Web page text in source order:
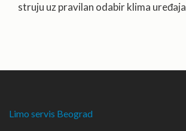
struju uz pravilan odabir klima uređaja
Limo servis Beograd